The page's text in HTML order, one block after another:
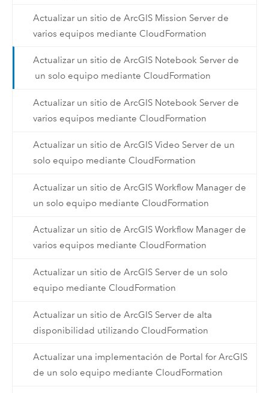
Actualizar un sitio de ArcGIS Mission Server de
varios equipos mediante CloudFormation
Actualizar un sitio de ArcGIS Notebook Server de
un solo equipo mediante CloudFormation
Actualizar un sitio de ArcGIS Notebook Server de
varios equipos mediante CloudFormation
Actualizar un sitio de ArcGIS Video Server de un
solo equipo mediante CloudFormation
Actualizar un sitio de ArcGIS Workflow Manager de
un solo equipo mediante CloudFormation
Actualizar un sitio de ArcGIS Workflow Manager de
varios equipos mediante CloudFormation
Actualizar un sitio de ArcGIS Server de un solo
equipo mediante CloudFormation
Actualizar un sitio de ArcGIS Server de alta
disponibilidad utilizando CloudFormation
Actualizar una implementación de Portal for ArcGIS
de un solo equipo mediante CloudFormation